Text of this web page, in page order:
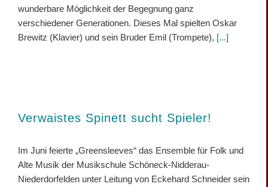
wunderbare Möglichkeit der Begegnung ganz
verschiedener Generationen. Dieses Mal spielten Oskar
Brewitz (Klavier) und sein Bruder Emil (Trompete), [...]
Verwaistes Spinett sucht Spieler!
Im Juni feierte „Greensleeves“ das Ensemble für Folk und
Alte Musik der Musikschule Schöneck-Nidderau-
Niederdorfelden unter Leitung von Eckehard Schneider sein